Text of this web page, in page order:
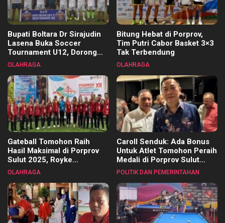
Bupati Boltara Dr Sirajudin
Lasena Buka Soccer
Tournament U12, Dorong
Pembinaan Merata di Setiap
OLAHRAGA
Bitung Hebat di Porprov,
Tim Putri Cabor Basket 3×3
Tak Terbendung
OLAHRAGA
Gateball Tomohon Raih
Hasil Maksimal di Porprov
Sulut 2025, Royke
Tangkawarouw Ucapkan
OLAHRAGA
Caroll Senduk: Ada Bonus
Untuk Atlet Tomohon Peraih
Medali di Porprov Sulut
2025
POLITIK DAN PEMERINTAHAN